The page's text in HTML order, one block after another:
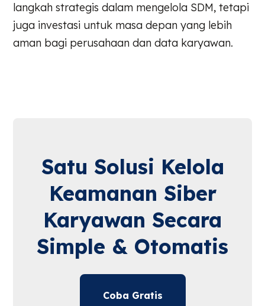
langkah strategis dalam mengelola SDM, tetapi
juga investasi untuk masa depan yang lebih
aman bagi perusahaan dan data karyawan.
Satu Solusi Kelola
Keamanan Siber
Karyawan Secara
Simple & Otomatis
Coba Gratis